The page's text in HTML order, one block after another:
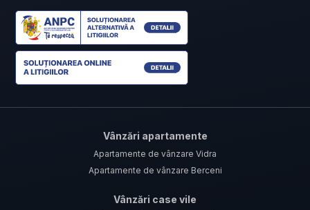
Vânzări apartamente
Apartamente de vânzare Vidra
Apartamente de vânzare Berceni
Vânzări case vile